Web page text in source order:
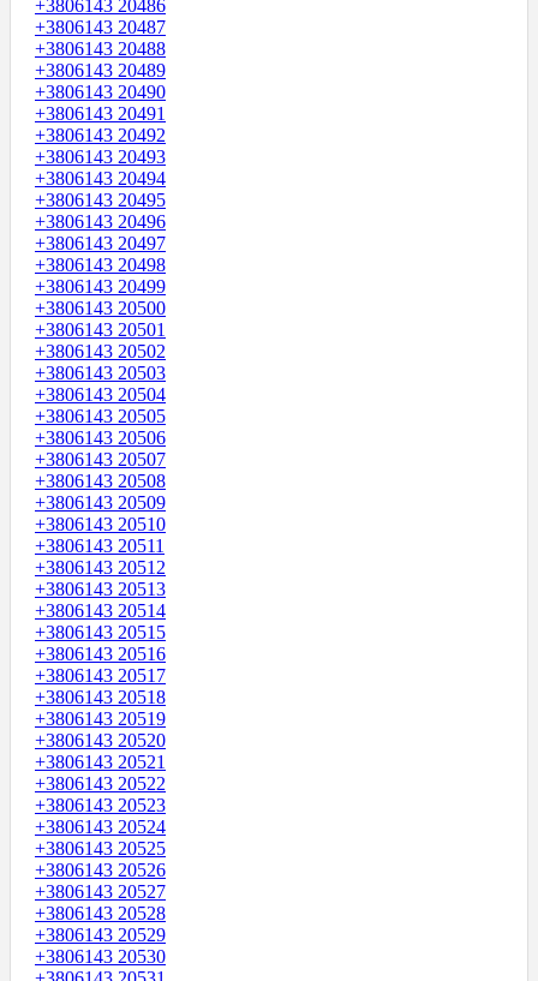
+3806143 20486
+3806143 20487
+3806143 20488
+3806143 20489
+3806143 20490
+3806143 20491
+3806143 20492
+3806143 20493
+3806143 20494
+3806143 20495
+3806143 20496
+3806143 20497
+3806143 20498
+3806143 20499
+3806143 20500
+3806143 20501
+3806143 20502
+3806143 20503
+3806143 20504
+3806143 20505
+3806143 20506
+3806143 20507
+3806143 20508
+3806143 20509
+3806143 20510
+3806143 20511
+3806143 20512
+3806143 20513
+3806143 20514
+3806143 20515
+3806143 20516
+3806143 20517
+3806143 20518
+3806143 20519
+3806143 20520
+3806143 20521
+3806143 20522
+3806143 20523
+3806143 20524
+3806143 20525
+3806143 20526
+3806143 20527
+3806143 20528
+3806143 20529
+3806143 20530